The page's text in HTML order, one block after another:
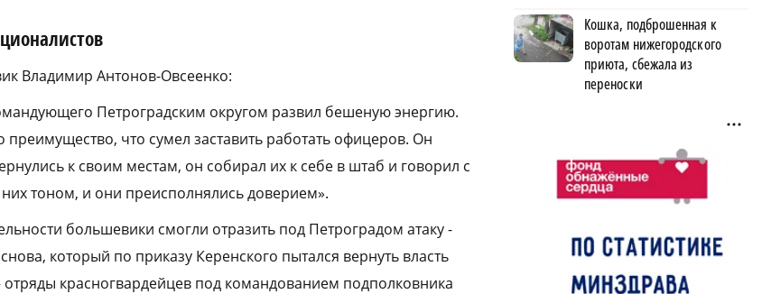
Владимир Антонов-Овсеенко:
Петроградским округом развил бешеную энергию.
что сумел заставить работать офицеров. Он
к своим местам, он собирал их к себе в штаб и говорил с
тоном, и они преисполнялись доверием».
большевики смогли отразить под Петроградом атаку
который по приказу Керенского пытался вернуть власть
красногвардейцев под командованием подполковника
Кошка, подброшенная к
воротам нижегородского
приюта, сбежала из
переноски